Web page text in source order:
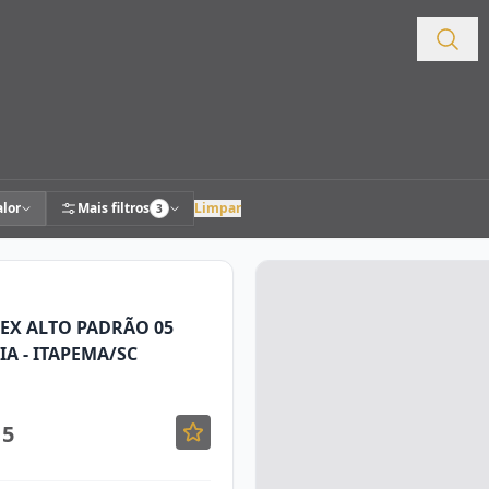
Mais filtros 3 Limpar
ALTO PADRÃO 05
- ITAPEMA/SC